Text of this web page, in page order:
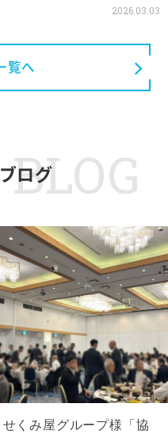
2026.03.03
覧へ
ログ
せくみ屋グループ様「協